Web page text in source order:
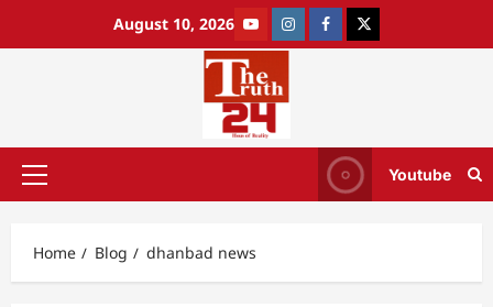
August 10, 2026
Youtube
Home Blog dhanbad news